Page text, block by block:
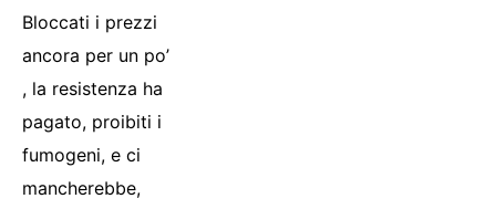
Bloccati i prezzi
ancora per un po’
, la resistenza ha
pagato, proibiti i
fumogeni, e ci
mancherebbe,